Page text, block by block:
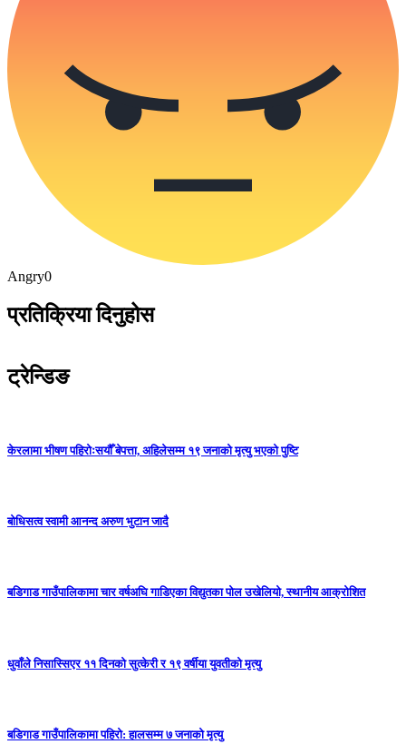
Angry0
प्रतिक्रिया दिनुहोस
ट्रेन्डिङ
केरलामा भीषण पहिरोःसयौँ बेपत्ता, अहिलेसम्म १९ जनाको मृत्यु भएको पुष्टि
बोधिसत्व स्वामी आनन्द अरुण भुटान जादै
बडिगाड गाउँपालिकामा चार वर्षअघि गाडिएका विद्युतका पोल उखेलियो, स्थानीय आक्रोशित
धुवाँले निसास्सिएर ११ दिनको सुत्केरी र १९ वर्षीया युवतीको मृत्यु
बडिगाड गाउँपालिकामा पहिरो: हालसम्म ७ जनाको मृत्यु